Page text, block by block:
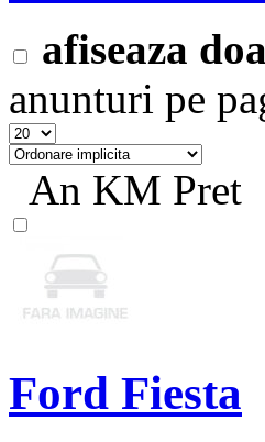
afiseaza
anunturi pe
An KM Pret
Ford Fiesta